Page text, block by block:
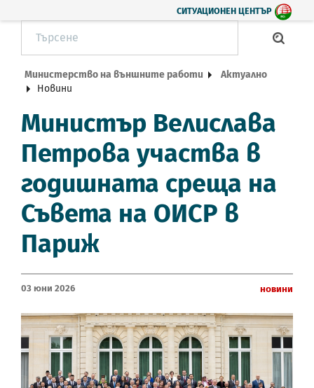
СИТУАЦИОНЕН ЦЕНТЪР
Министерство на външните работи
Актуално
Новини
Министър Велислава
Петрова участва в
годишната среща на
Съвета на ОИСР в
Париж
03 Юни 2026 Новини